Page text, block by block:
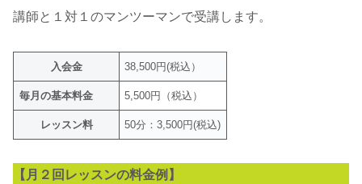
講師と１対１のマンツーマンで受講します。
入会金 38,500円(税込）
毎月の基本料金 5,500円（税込）
レッスン料 50分：3,500円(税込)
【月２回レッスンの料金例】